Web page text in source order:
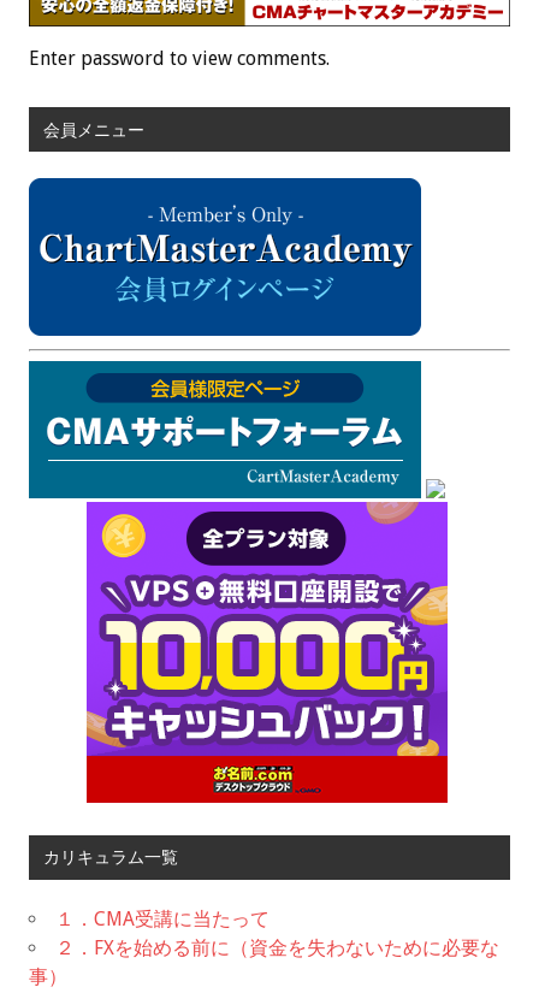
Enter password to view comments.
会員メニュー
カリキュラム一覧
１．CMA受講に当たって
２．FXを始める前に（資金を失わないために必要な
事）